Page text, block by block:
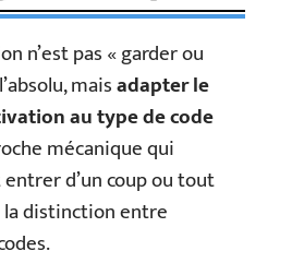
n’est pas « garder ou
maisadapter le
au type de code
mécanique qui
d’un coup ou tout
distinction entre